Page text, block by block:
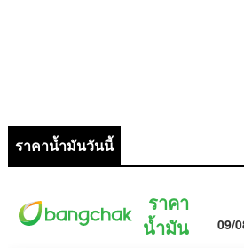
ราคาน้ำมันวันนี้